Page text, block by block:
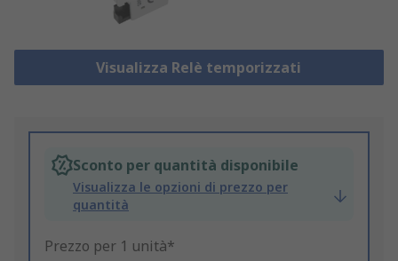
Visualizza Relè temporizzati
Sconto per quantità disponibile
Visualizza le opzioni di prezzo per
quantità
Prezzo per 1 unità*